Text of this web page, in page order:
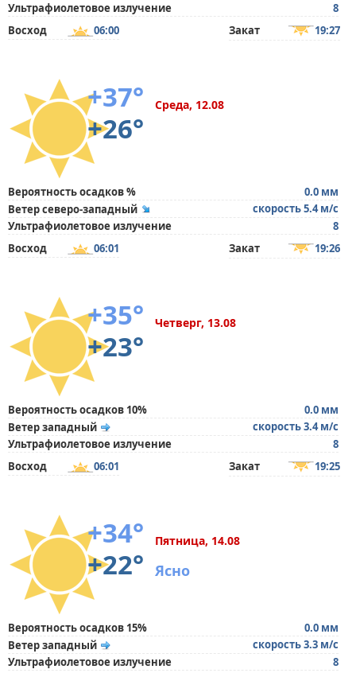
Ультрафиолетовое излучение
8
Восход
06:00 Закат 19:27
+37°
+26°
Среда, 12.08
Вероятность осадков %
0.0 мм
Ветер северо-западный
скорость 5.4 м/с
Ультрафиолетовое излучение
8
Восход
06:01 Закат 19:26
+35°
+23°
Четверг, 13.08
Вероятность осадков 10%
0.0 мм
Ветер западный
скорость 3.4 м/с
Ультрафиолетовое излучение
8
Восход
06:01 Закат 19:25
+34°
+22°
Пятница, 14.08
Ясно
Вероятность осадков 15%
0.0 мм
Ветер западный
скорость 3.3 м/с
Ультрафиолетовое излучение
8